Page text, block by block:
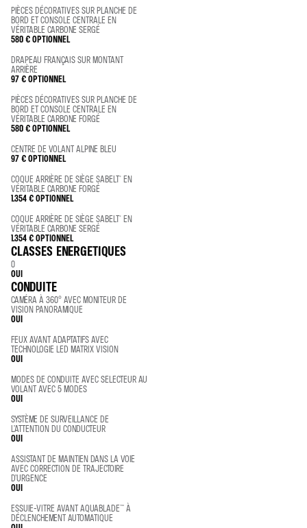
PIÈCES DÉCORATIVES SUR PLANCHE DE
BORD ET CONSOLE CENTRALE EN
VÉRITABLE CARBONE SERGÉ
580 €OPTIONNEL
DRAPEAU FRANÇAIS SUR MONTANT
ARRIÈRE
97 €OPTIONNEL
PIÈCES DÉCORATIVES SUR PLANCHE DE
BORD ET CONSOLE CENTRALE EN
VÉRITABLE CARBONE FORGÉ
580 €OPTIONNEL
CENTRE DE VOLANT ALPINE BLEU
97 €OPTIONNEL
COQUE ARRIÈRE DE SIÈGE SABELT® EN
VÉRITABLE CARBONE FORGÉ
1.354 €OPTIONNEL
COQUE ARRIÈRE DE SIÈGE SABELT® EN
VÉRITABLE CARBONE SERGÉ
1.354 €OPTIONNEL
CLASSES ENERGETIQUES
0
OUI
CONDUITE
CAMÉRA À 360° AVEC MONITEUR DE
VISION PANORAMIQUE
OUI
FEUX AVANT ADAPTATIFS AVEC
TECHNOLOGIE LED MATRIX VISION
OUI
MODES DE CONDUITE AVEC SELECTEUR AU
VOLANT AVEC 5 MODES
OUI
SYSTÈME DE SURVEILLANCE DE
L’ATTENTION DU CONDUCTEUR
OUI
ASSISTANT DE MAINTIEN DANS LA VOIE
AVEC CORRECTION DE TRAJECTOIRE
D’URGENCE
OUI
ESSUIE-VITRE AVANT AQUABLADE™ À
DÉCLENCHEMENT AUTOMATIQUE